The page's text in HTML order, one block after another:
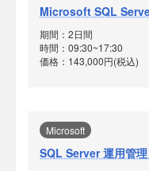
Microsoft SQL
期間：2日間
時間：09:30~17:30
価格：143,000円(税込)
Microsoft
SQL Server 運用管